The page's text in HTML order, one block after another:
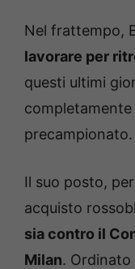
Nel frattempo,
lavorare per
questi ultimi
completamente
precampionato.
Il suo posto,
acquisto
sia contro il
Milan. Ordinato